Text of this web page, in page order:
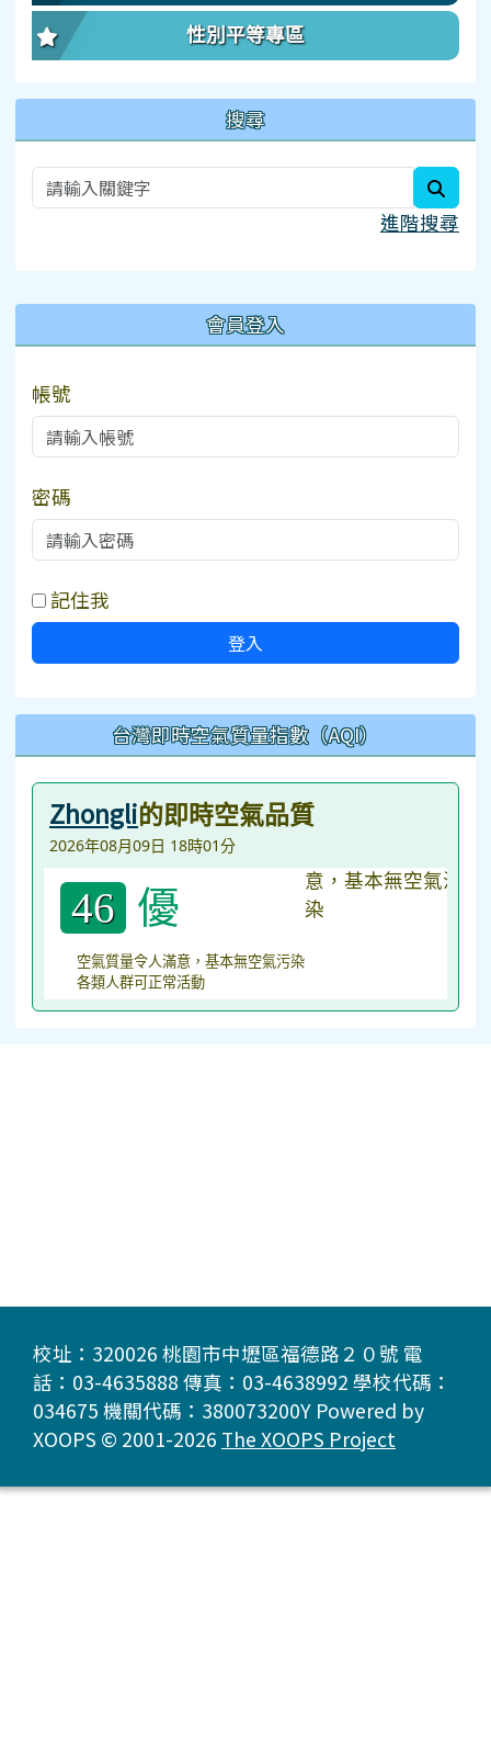
性別平等專區
搜尋
進階搜尋
會員登入
帳號
密碼
記住我
登入
台灣即時空氣質量指數（AQI）
Zhongli的即時空氣品質
2026年08月09日 18時01分
46 優
空氣質量令人滿意，基本無空氣污染
各類人群可正常活動
校址：320026 桃園市中壢區福德路２０號 電
話：03-4635888 傳真：03-4638992 學校代碼：
034675 機關代碼：380073200Y Powered by
XOOPS © 2001-2026 The XOOPS Project